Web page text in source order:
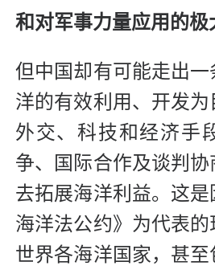
和对军事力量应用的极
但中国却有可能走出
洋的有效利用、开发
外交、科技和经济手
争、国际合作及谈判
去拓展海洋利益。这是
海洋法公约》为代表
世界各海洋国家，甚